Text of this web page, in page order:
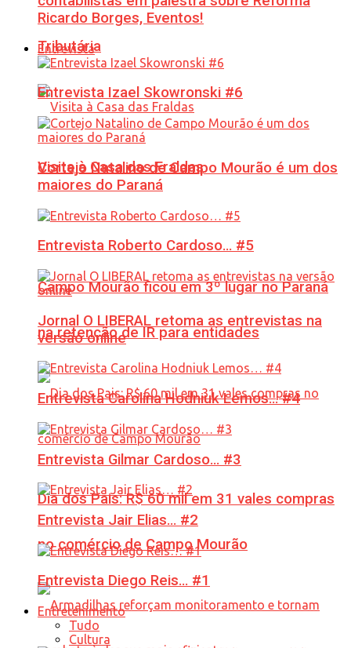
Tributária
Visita à Casa das Fraldas
Campo Mourão ficou em 3º lugar no Paraná
na retenção de IR para entidades
Dia dos Pais: R$ 60 mil em 31 vales compras
no comércio de Campo Mourão
Ricardo Borges, Eventos!
Entrevista
Entrevista Izael Skowronski #6
Cortejo Natalino de Campo Mourão é um dos
maiores do Paraná
Entrevista Roberto Cardoso… #5
Jornal O LIBERAL retoma as entrevistas na
versão online
Entrevista Carolina Hodniuk Lemos… #4
Entrevista Gilmar Cardoso… #3
Entrevista Jair Elias… #2
Entrevista Diego Reis… #1
Entretenimento
Tudo
Cultura